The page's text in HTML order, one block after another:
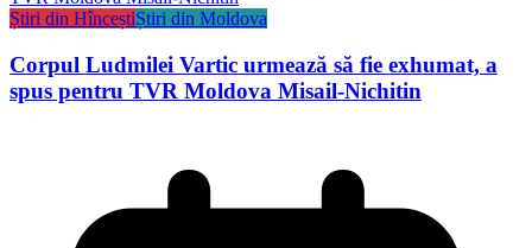
Știri din HînceștiȘtiri din Moldova
Corpul Ludmilei Vartic urmează să fie exhumat, a
spus pentru TVR Moldova Misail-Nichitin